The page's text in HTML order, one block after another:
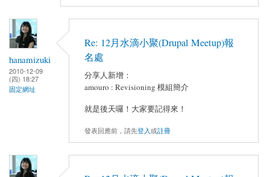
hanamizuki
2010-12-09
(四) 18:27
固定網址
Re: 12月水滴小聚(Drupal Meetup)報
名處
分享人新增：
amouro : Revisioning 模組簡介
就是後天囉！大家要記得來！
發表回應前，請先登入或註冊